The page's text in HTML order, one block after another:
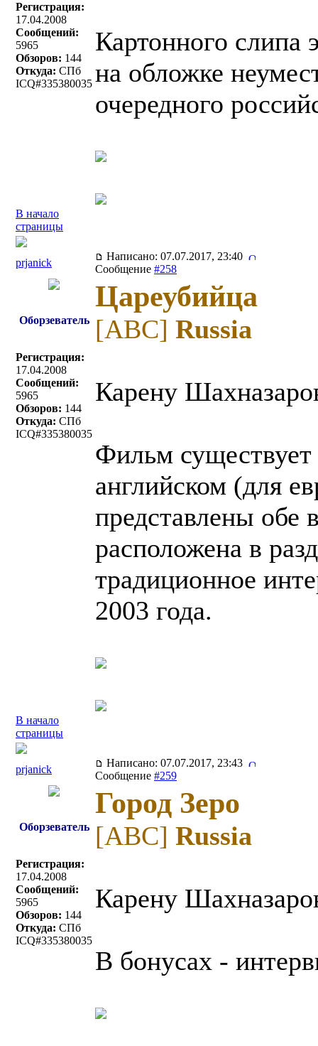
Регистрация:
17.04.2008
Сообщений:
5965
Обзоров: 144
Откуда: СПб
ICQ#335380035
Картонного слипа
на обложке
очередного
В начало
страницы
prjanick
Написано: 07.07.2017, 23:40
Сообщение #258
Оборзеватель
Регистрация:
17.04.2008
Сообщений:
5965
Обзоров: 144
Откуда: СПб
ICQ#335380035
Цареубийца
[ABC] Russia
Карену
Фильм
английском (для
представлены обе
расположена в
традиционное
2003 года.
В начало
страницы
prjanick
Написано: 07.07.2017, 23:43
Сообщение #259
Оборзеватель
Регистрация:
17.04.2008
Сообщений:
5965
Обзоров: 144
Откуда: СПб
ICQ#335380035
Город Зеро
[ABC] Russia
Карену
В бонусах -